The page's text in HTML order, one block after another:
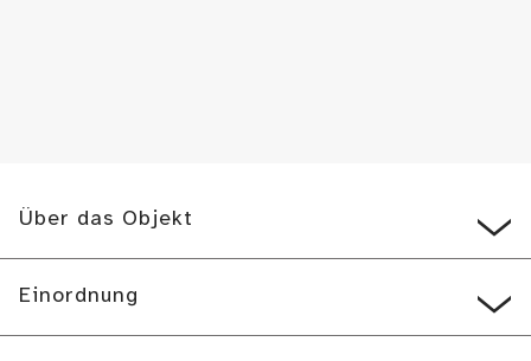
Über das Objekt
Einordnung